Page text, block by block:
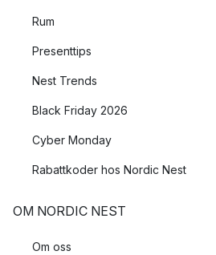
Rum
Presenttips
Nest Trends
Black Friday 2026
Cyber Monday
Rabattkoder hos Nordic Nest
OM NORDIC NEST
Om oss